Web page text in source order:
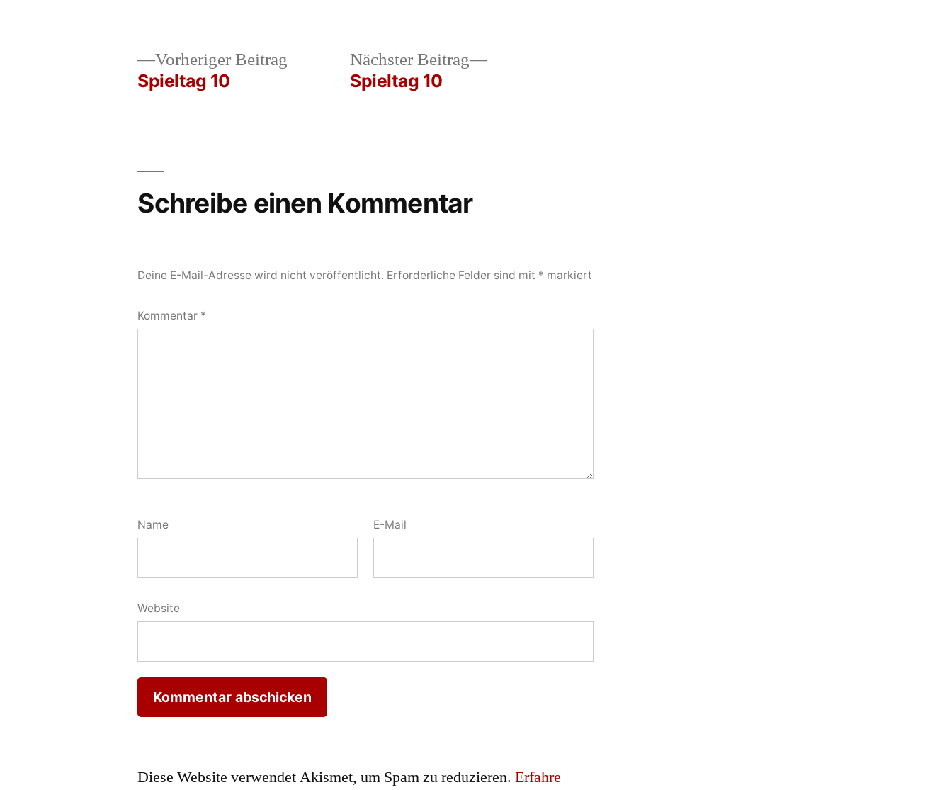
Beitrags-
Vorheriger Beitrag Vorheriger
Spieltag 10
Nächster Beitrag
Nächster
Spieltag 10
Schreibe einen Kommentar
Deine E-Mail-Adresse wird nicht veröffentlicht. Erforderliche Felder sind mit * markiert
Kommentar *
Name E-Mail
Website
Diese Website verwendet Akismet, um Spam zu reduzieren.Erfahre